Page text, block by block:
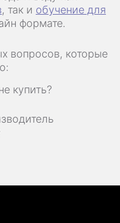
, так и обучение для
формате.
вопросов, которые
купить?